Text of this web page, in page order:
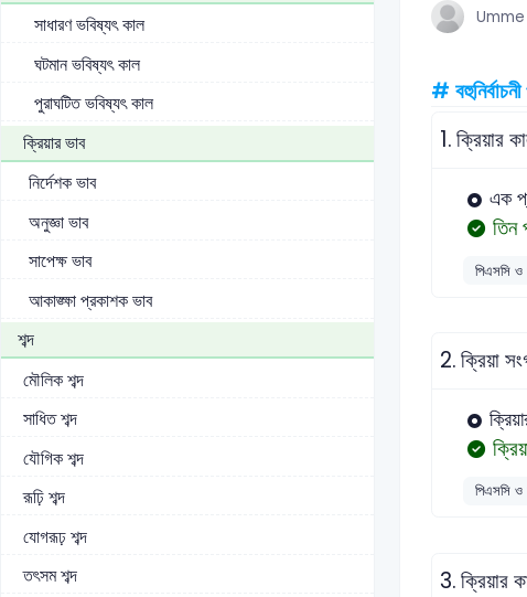
সাধারণ ভবিষ্যৎ কাল
ঘটমান ভবিষ্যৎ কাল
পুরাঘটিত ভবিষ্যৎ কাল
ক্রিয়ার ভাব
নির্দেশক ভাব
অনুজ্ঞা ভাব
সাপেক্ষ ভাব
আকাঙ্ক্ষা প্রকাশক ভাব
শব্দ
মৌলিক শব্দ
সাধিত শব্দ
যৌগিক শব্দ
রূঢ়ি শব্দ
যোগরূঢ় শব্দ
তৎসম শব্দ
#
1.ক্রিয়ার
এক
তিন
পিএসসি ও
2.ক্রিয়া
পিএসসি ও
3.ক্রিয়ার